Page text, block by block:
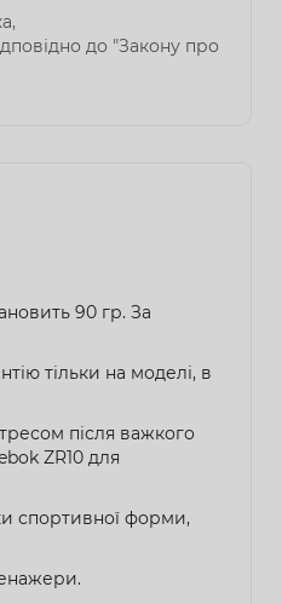
до "Закону про
90 гр. За
тільки на моделі, в
після важкого
ZR10 для
спортивної форми,